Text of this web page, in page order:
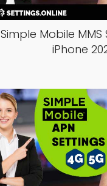
Simple Mobile
iPhone